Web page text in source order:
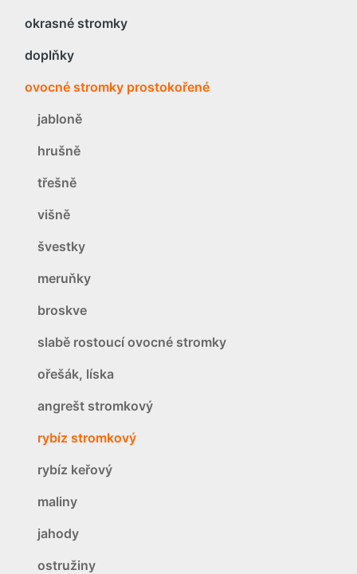
okrasné stromky
doplňky
ovocné stromky prostokořené
jabloně
hrušně
třešně
višně
švestky
meruňky
broskve
slabě rostoucí ovocné stromky
ořešák, líska
angrešt stromkový
rybíz stromkový
rybíz keřový
maliny
jahody
ostružiny